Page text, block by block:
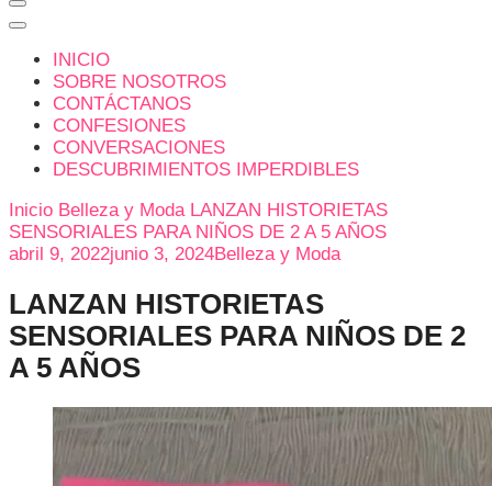
INICIO
SOBRE NOSOTROS
CONTÁCTANOS
CONFESIONES
CONVERSACIONES
DESCUBRIMIENTOS IMPERDIBLES
Inicio Belleza y Moda LANZAN HISTORIETAS
SENSORIALES PARA NIÑOS DE 2 A 5 AÑOS
abril 9, 2022junio 3, 2024Belleza y Moda
LANZAN HISTORIETAS
SENSORIALES PARA NIÑOS DE 2
A 5 AÑOS